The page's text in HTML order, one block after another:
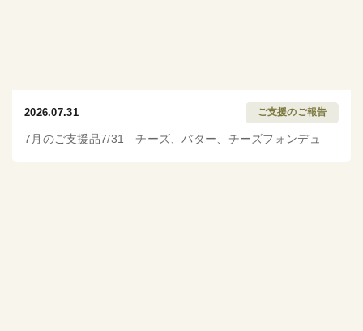
2026.07.31 ご支援のご報告
7月のご支援品7/31 チーズ、バター、チーズフォンデュ